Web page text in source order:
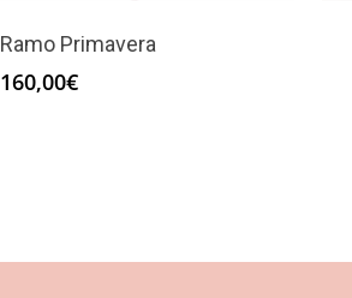
Ramo Primavera
160,00€